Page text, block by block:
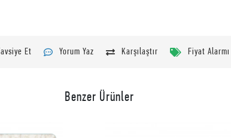
Tavsiye Et Yorum Yaz Karşılaştır Fiyat Alarmı
Benzer Ürünler